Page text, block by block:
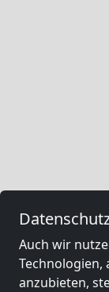
Auch wir
Technologien,
anzubieten,